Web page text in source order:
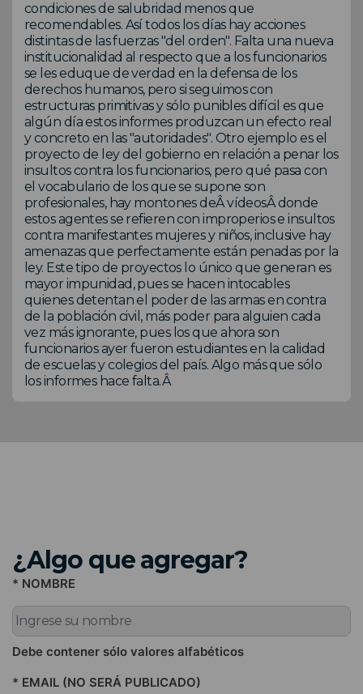
condiciones de salubridad menos que
recomendables. Así todos los días hay acciones
distintas de las fuerzas "del orden". Falta una nueva
institucionalidad al respecto que a los funcionarios
se les eduque de verdad en la defensa de los
derechos humanos, pero si seguimos con
estructuras primitivas y sólo punibles difícil es que
algún día estos informes produzcan un efecto real
y concreto en las "autoridades". Otro ejemplo es el
proyecto de ley del gobierno en relación a penar los
insultos contra los funcionarios, pero qué pasa con
el vocabulario de los que se supone son
profesionales, hay montones deÂ vídeosÂ donde
estos agentes se refieren con improperios e insultos
contra manifestantes mujeres y niños, inclusive hay
amenazas que perfectamente están penadas por la
ley. Este tipo de proyectos lo único que generan es
mayor impunidad, pues se hacen intocables
quienes detentan el poder de las armas en contra
de la población civil, más poder para alguien cada
vez más ignorante, pues los que ahora son
funcionarios ayer fueron estudiantes en la calidad
de escuelas y colegios del país. Algo más que sólo
los informes hace falta.Â
¿Algo que agregar?
* NOMBRE
Debe contener sólo valores alfabéticos
* EMAIL (NO SERÁ PUBLICADO)